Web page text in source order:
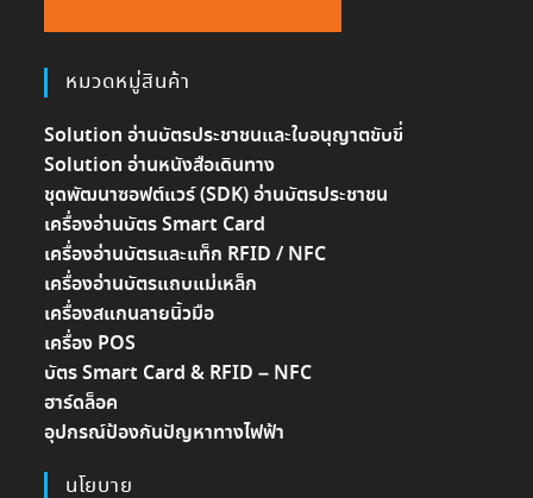
หมวดหมู่สินค้า
Solution อ่านบัตรประชาชนและใบอนุญาตขับขี่
Solution อ่านหนังสือเดินทาง
ชุดพัฒนาซอฟต์แวร์ (SDK) อ่านบัตรประชาชน
เครื่องอ่านบัตร Smart Card
เครื่องอ่านบัตรและแท็ก RFID / NFC
เครื่องอ่านบัตรแถบแม่เหล็ก
เครื่องสแกนลายนิ้วมือ
เครื่อง POS
บัตร Smart Card & RFID – NFC
ฮาร์ดล็อค
อุปกรณ์ป้องกันปัญหาทางไฟฟ้า
นโยบาย